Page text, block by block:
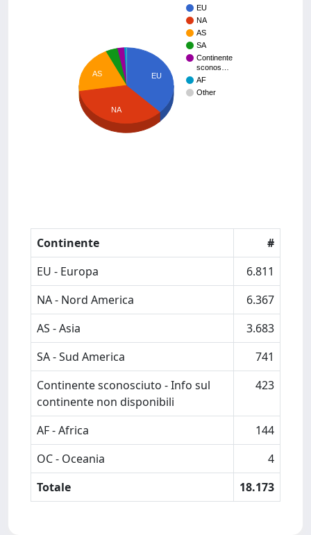
EU
NA
AS
SA
Continente
sconos…
AF
Other
EU
AS
NA
Continente
#
EU - Europa
6.811
NA - Nord America
6.367
AS - Asia
3.683
SA - Sud America
741
Continente sconosciuto - Info sul
continente non disponibili
423
AF - Africa
144
OC - Oceania
4
Totale
18.173